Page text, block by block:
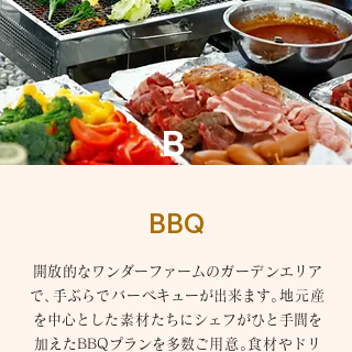
B
BBQ
開放 的なワンダーファームの ガーデンエリア
で
、手ぶら でバーベキューが出来ます。地元産
を中心とした素材 たちにシェフがひと手間を
加えたBBQプランを多数ご 用意 。 食材 やドリ